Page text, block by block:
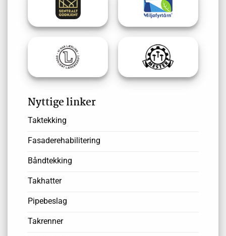
Nyttige linker
Taktekking
Fasaderehabilitering
Båndtekking
Takhatter
Pipebeslag
Takrenner